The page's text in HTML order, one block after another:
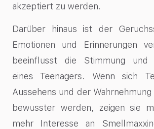
akzeptiert zu werden.
Darüber hinaus ist der
Emotionen und Erinnerungen
beeinflusst die Stimmung und
eines Teenagers. Wenn sich
Aussehens und der
bewusster werden, zeigen sie
mehr Interesse an